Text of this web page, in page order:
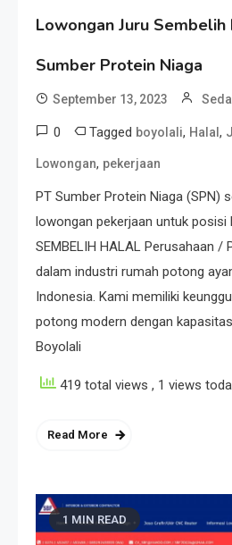
Lowongan Juru Sembelih
Sumber Protein Niaga
September 13, 2023
0 Tagged boyolali, Halal ,
Lowongan, pekerjaan
PT Sumber Protein Niaga (SPN)
lowongan pekerjaan untuk posisi
SEMBELIH HALAL Perusahaan /
dalam industri rumah potong
Indonesia. Kami memiliki
potong modern dengan
Boyolali
419 total views , 1 views
Read More
1 MIN READ